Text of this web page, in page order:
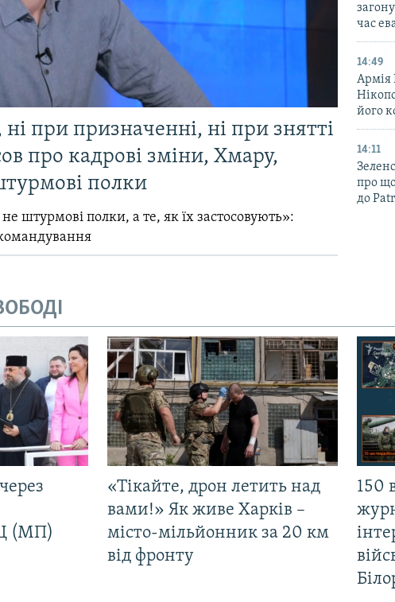
при призначенні, ні при знятті
про кадрові зміни, Хмару,
полки
штурмові полки, а те, як їх застосовують»:
час
14:49
Армія
його
14:11
про
до
(МП)
«Тікайте, дрон летить над
вами!» Як живе Харків –
місто-мільйонник за 20 км
від фронту
150